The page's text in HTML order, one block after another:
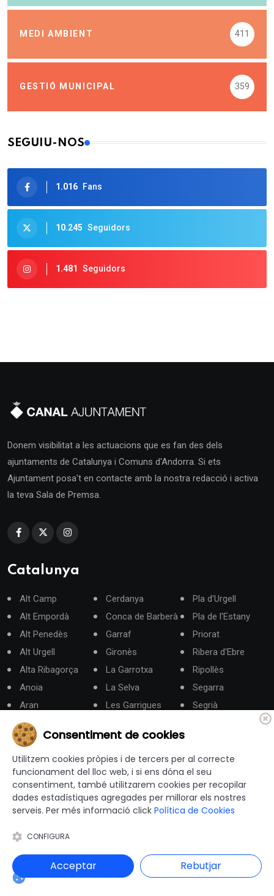
MEDI AMBIENT 411
GESTIÓ MUNICIPAL 359
SEGUIU-NOS
1.016 Fans
10.245 Seguidors
1.481 Seguidors
Donem visibilitat a les actuacions que es fan des dels
ajuntaments de Catalunya i Comuns d'Andorra. Si ets
Ajuntament posa't en contacte amb la nostra redacció i activa
la teva Sala de Premsa.
Catalunya
Alt Camp
Alt Empordà
Alt Penedès
Alt Urgell
Alta Ribagorça
Anoia
Aran
Bages
Baix Camp
Baix Ebre
Baix Empordà
Baix Llobregat
Baix Penedès
Cerdanya
Conca de Barberà
Garraf
Gironès
La Garrotxa
La Selva
Les Garrigues
Maresme
Moianès
Montsià
Noguera
Osona
Pla d'Urgell
Pla de l'Estany
Priorat
Ribera d'Ebre
Ripollès
Segarra
Segrià
Terra Alta
Urgell
Vallès Occidental
Vallès Oriental
Categories
Consentiment de cookies
Utilitzem cookies pròpies i de tercers per al correcte
funcionament del lloc web, i si ens dóna el seu
consentiment, també utilitzarem cookies per recopilar
dades estadístiques agregades per millorar els nostres
serveis. Per més informació click Política de Cookies
CONFIGURA
Acceptar Rebutjar